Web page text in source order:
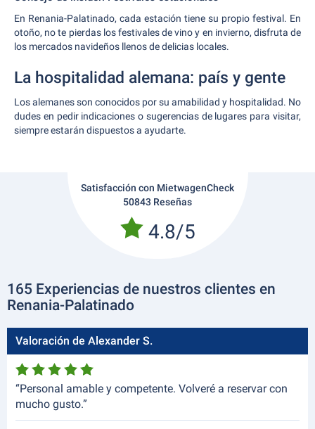
En Renania-Palatinado, cada estación tiene su propio festival. En
otoño, no te pierdas los festivales de vino y en invierno, disfruta de
los mercados navideños llenos de delicias locales.
La hospitalidad alemana: país y gente
Los alemanes son conocidos por su amabilidad y hospitalidad. No
dudes en pedir indicaciones o sugerencias de lugares para visitar,
siempre estarán dispuestos a ayudarte.
Satisfacción con MietwagenCheck
50843 Reseñas
4.8/5
165 Experiencias de nuestros clientes en
Renania-Palatinado
Valoración de Alexander S.
“Personal amable y competente. Volveré a reservar con
mucho gusto.”